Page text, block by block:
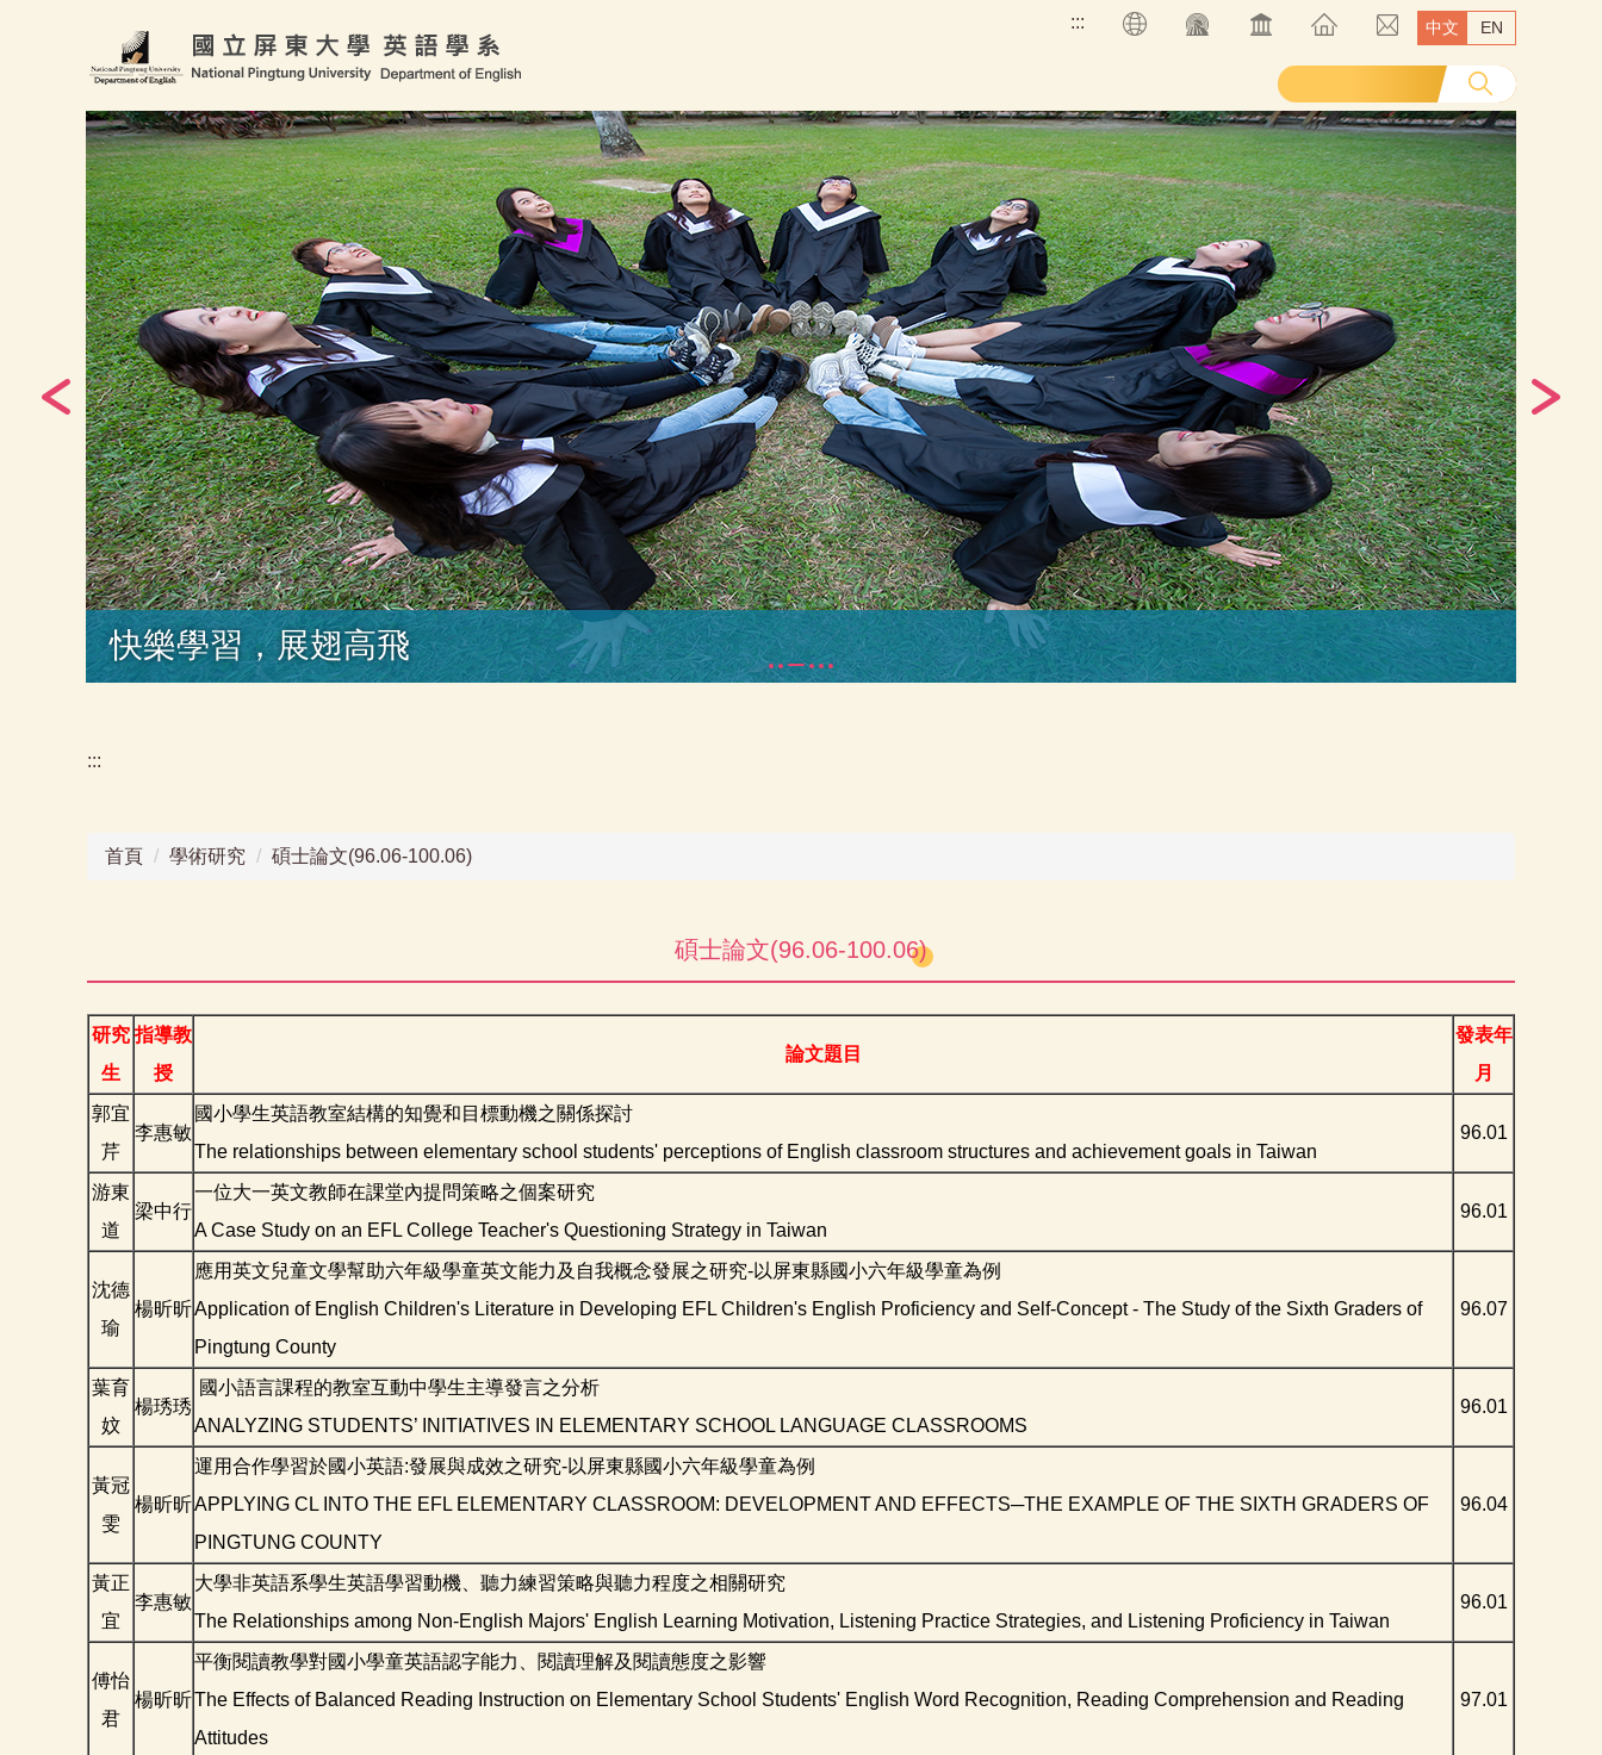
::: 中文 EN
快樂學習，展翅高飛
:::
首頁 學術研究 碩士論文(96.06-100.06)
碩士論文(96.06-100.06)
研究
生
指導教
授
論文題目
發表年
月
郭宜
芹
李惠敏
國小學生英語教室結構的知覺和目標動機之關係探討
The relationships between elementary school students' perceptions of English classroom structures and achievement goals in Taiwan
96.01
游東
道
梁中行
一位大一英文教師在課堂內提問策略之個案研究
A Case Study on an EFL College Teacher's Questioning Strategy in Taiwan
96.01
沈德
瑜
楊昕昕
應用英文兒童文學幫助六年級學童英文能力及自我概念發展之研究-以屏東縣國小六年級學童為例
Application of English Children's Literature in Developing EFL Children's English Proficiency and Self-Concept - The Study of the Sixth Graders of
Pingtung County
96.07
葉育
妏
楊琇琇
國小語言課程的教室互動中學生主導發言之分析
ANALYZING STUDENTS’ INITIATIVES IN ELEMENTARY SCHOOL LANGUAGE CLASSROOMS
96.01
黃冠
雯
楊昕昕
運用合作學習於國小英語:發展與成效之研究-以屏東縣國小六年級學童為例
APPLYING CL INTO THE EFL ELEMENTARY CLASSROOM: DEVELOPMENT AND EFFECTS─THE EXAMPLE OF THE SIXTH GRADERS OF
PINGTUNG COUNTY
96.04
黃正
宜
李惠敏
大學非英語系學生英語學習動機、聽力練習策略與聽力程度之相關研究
The Relationships among Non-English Majors' English Learning Motivation, Listening Practice Strategies, and Listening Proficiency in Taiwan
96.01
傅怡
君
楊昕昕
平衡閱讀教學對國小學童英語認字能力、閱讀理解及閱讀態度之影響
The Effects of Balanced Reading Instruction on Elementary School Students' English Word Recognition, Reading Comprehension and Reading
Attitudes
97.01